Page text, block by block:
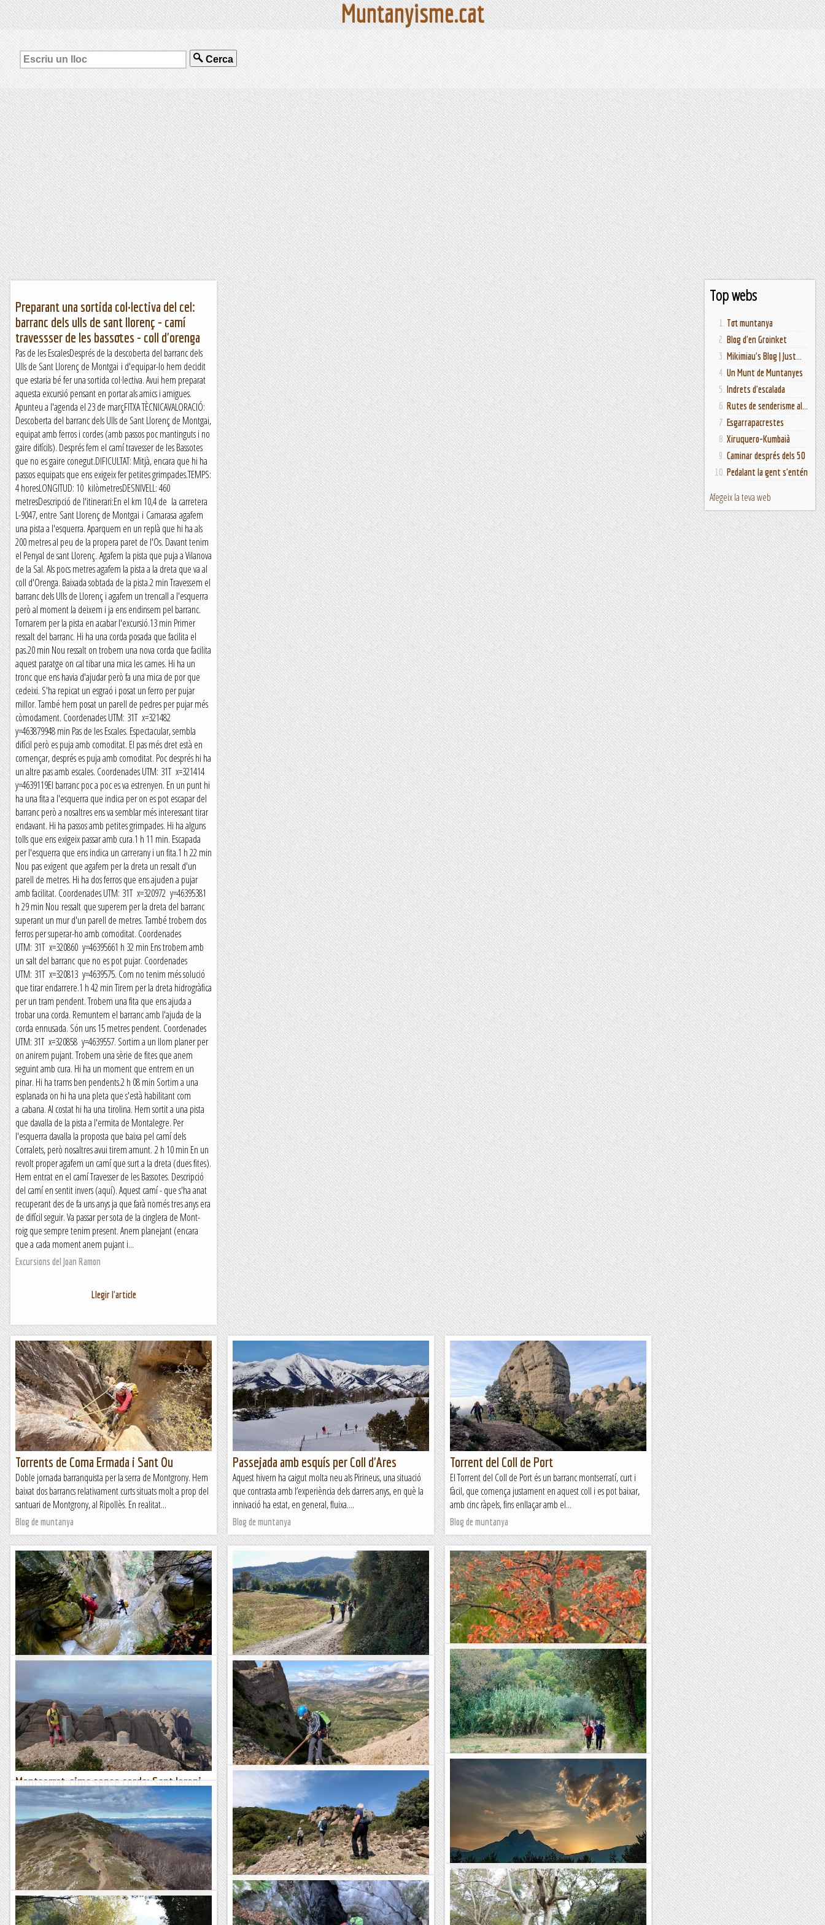
Muntanyisme.cat
Cerca
Top webs
Tot muntanya
Blog d'en Groinket
Mikimiau's Blog | Just...
Un Munt de Muntanyes
Indrets d'escalada
Rutes de senderisme al...
Esgarrapacrestes
Xiruquero-Kumbaià
Caminar després dels 50
Pedalant la gent s'entén
Afegeix la teva web
Preparant una sortida col·lectiva del cel:
barranc dels ulls de sant llorenç - camí
travessser de les bassotes - coll d'orenga
Pas de les EscalesDesprés de la descoberta del barranc dels
Ulls de Sant Llorenç de Montgai i d'equipar-lo hem decidit
que estaria bé fer una sortida col·lectiva. Avui hem preparat
aquesta excursió pensant en portar als amics i amigues.
Apunteu a l'agenda el 23 de marçFITXA TÈCNICAVALORACIÓ:
Descoberta del barranc dels Ulls de Sant Llorenç de Montgai,
equipat amb ferros i cordes (amb passos poc mantinguts i no
gaire difícils). Després fem el camí travesser de les Bassotes
que no es gaire conegut.DIFICULTAT: Mitjà, encara que hi ha
passos equipats que ens exigeix fer petites grimpades.TEMPS:
4 horesLONGITUD: 10 kilòmetresDESNIVELL: 460
metresDescripció de l'itinerari:En el km 10,4 de la carretera
L-9047, entre Sant Llorenç de Montgai i Camarasa agafem
una pista a l'esquerra. Aparquem en un replà que hi ha als
200 metres al peu de la propera paret de l'Os. Davant tenim
el Penyal de sant Llorenç. Agafem la pista que puja a Vilanova
de la Sal. Als pocs metres agafem la pista a la dreta que va al
coll d'Orenga. Baixada sobtada de la pista.2 min Travessem el
barranc dels Ulls de Llorenç i agafem un trencall a l'esquerra
però al moment la deixem i ja ens endinsem pel barranc.
Tornarem per la pista en acabar l'excursió.13 min Primer
ressalt del barranc. Hi ha una corda posada que facilita el
pas.20 min Nou ressalt on trobem una nova corda que facilita
aquest paratge on cal tibar una mica les cames. Hi ha un
tronc que ens havia d'ajudar però fa una mica de por que
cedeixi. S'ha repicat un esgraó i posat un ferro per pujar
millor. També hem posat un parell de pedres per pujar més
còmodament. Coordenades UTM: 31T x=321482
y=463879948 min Pas de les Escales. Espectacular, sembla
difícil però es puja amb comoditat. El pas més dret està en
començar, després es puja amb comoditat. Poc després hi ha
un altre pas amb escales. Coordenades UTM: 31T x=321414
y=4639119El barranc poc a poc es va estrenyen. En un punt hi
ha una fita a l'esquerra que indica per on es pot escapar del
barranc però a nosaltres ens va semblar més interessant tirar
endavant. Hi ha passos amb petites grimpades. Hi ha alguns
tolls que ens exigeix passar amb cura.1 h 11 min. Escapada
per l'esquerra que ens indica un carrerany i un fita.1 h 22 min
Nou pas exigent que agafem per la dreta un ressalt d'un
parell de metres. Hi ha dos ferros que ens ajuden a pujar
amb facilitat. Coordenades UTM: 31T x=320972 y=46395381
h 29 min Nou ressalt que superem per la dreta del barranc
superant un mur d'un parell de metres. També trobem dos
ferros per superar-ho amb comoditat. Coordenades
UTM: 31T x=320860 y=46395661 h 32 min Ens trobem amb
un salt del barranc que no es pot pujar. Coordenades
UTM: 31T x=320813 y=4639575. Com no tenim més solució
que tirar endarrere.1 h 42 min Tirem per la dreta hidrogràfica
per un tram pendent. Trobem una fita que ens ajuda a
trobar una corda. Remuntem el barranc amb l'ajuda de la
corda ennusada. Són uns 15 metres pendent. Coordenades
UTM: 31T x=320858 y=4639557. Sortim a un llom planer per
on anirem pujant. Trobem una sèrie de fites que anem
seguint amb cura. Hi ha un moment que entrem en un
pinar. Hi ha trams ben pendents.2 h 08 min Sortim a una
esplanada on hi ha una pleta que s'està habilitant com
a cabana. Al costat hi ha una tirolina. Hem sortit a una pista
que davalla de la pista a l'ermita de Montalegre. Per
l'esquerra davalla la proposta que baixa pel camí dels
Corralets, però nosaltres avui tirem amunt. 2 h 10 min En un
revolt proper agafem un camí que surt a la dreta (dues fites).
Hem entrat en el camí Travesser de les Bassotes. Descripció
del camí en sentit invers (aquí). Aquest camí - que s'ha anat
recuperant des de fa uns anys ja que farà només tres anys era
de difícil seguir. Va passar per sota de la cinglera de Mont-
roig que sempre tenim present. Anem planejant (encara
que a cada moment anem pujant i...
Excursions del Joan Ramon
Llegir l'article
Torrents de Coma Ermada i Sant Ou
Doble jornada barranquista per la serra de Montgrony. Hem
baixat dos barrancs relativament curts situats molt a prop del
santuari de Montgrony, al Ripollès. En realitat...
Blog de muntanya
Passejada amb esquís per Coll d'Ares
Aquest hivern ha caigut molta neu als Pirineus, una situació
que contrasta amb l’experiència dels darrers anys, en què la
innivació ha estat, en general, fluixa....
Blog de muntanya
Torrent del Coll de Port
El Torrent del Coll de Port és un barranc montserratí, curt i
fàcil, que comença justament en aquest coll i es pot baixar,
amb cinc ràpels, fins enllaçar amb el...
Blog de muntanya
Barranc de Sant Ramon i Salt de Fumanya
Doble jornada barranquista en el Berguedà amb dues
activitats molt diferents entre elles. Primer hem fet el
descens del Barranc del Coll de Sant Ramon, fàcil i obert,...
Blog de muntanya
GR2: Sant Martí Sesserres - Besalú
Una nova etapa del GR2, el camí de gran recorregut que
comença a la Jonquera i acaba a Sant Adrià de Besòs. Avui
hem deixat enrere l’Alt Empordà i hem entrat a la...
Blog de muntanya
Ruta pel barranc de Carretes,Alt de
l'Ample,etc.
Fent marxa
GR2: Terrades - Sant Martí Sesserres
Segona etapa del GR2, el camí de gran recorregut que
comença a La Jonquera i acaba a Sant Adrià. Avui hem seguit
recorrent l'Alt Empordà sortint de la petita...
Blog de muntanya
Montserrat, cims sense corda: Sant Jeroni
(II)
Ja fa quatre anys que es va publicar el llibre Montserrat, cims
sense corda. En aquesta publicació es proposa un bon grapat
d'ascensions a roques i agulles de...
Blog de muntanya
Barranc de Sant Miquel
Avui hem tornat a visitar la petita comarca de la Terreta,
situada a la vall de la Noguera Ribagorçana, entre la serra de
Sant Gervàs i el Mont-rebei. Aquesta vegada...
Blog de muntanya
Pedraforca pel coll del Verdet
Hi ha muntanyes que semblen fetes per ser pintades —no
pas per ser pujades. El Pedraforca n’és una. No cal haver-se
Excursió per la Roca Mur de Sant Llorenç
Hem fet una excursió per la zona de Sant Llorenç de Munt.
Avui hem sortit del Marquet de les Roques per fer un
Matagalls, pel Coll de Bordoriol